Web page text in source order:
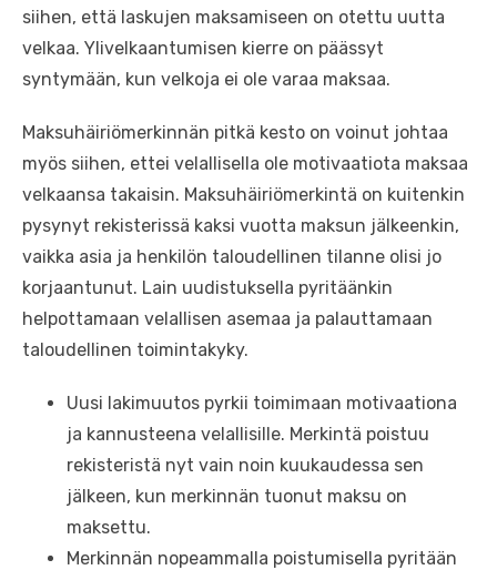
siihen, että laskujen maksamiseen on otettu uutta
velkaa. Ylivelkaantumisen kierre on päässyt
syntymään, kun velkoja ei ole varaa maksaa.
Maksuhäiriömerkinnän pitkä kesto on voinut johtaa
myös siihen, ettei velallisella ole motivaatiota maksaa
velkaansa takaisin. Maksuhäiriömerkintä on kuitenkin
pysynyt rekisterissä kaksi vuotta maksun jälkeenkin,
vaikka asia ja henkilön taloudellinen tilanne olisi jo
korjaantunut. Lain uudistuksella pyritäänkin
helpottamaan velallisen asemaa ja palauttamaan
taloudellinen toimintakyky.
Uusi lakimuutos pyrkii toimimaan motivaationa
ja kannusteena velallisille. Merkintä poistuu
rekisteristä nyt vain noin kuukaudessa sen
jälkeen, kun merkinnän tuonut maksu on
maksettu.
Merkinnän nopeammalla poistumisella pyritään